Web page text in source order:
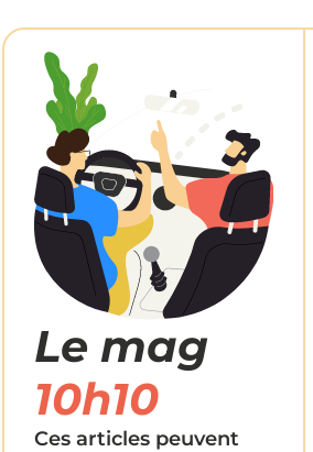
Le mag
10h10
Ces articles peuvent